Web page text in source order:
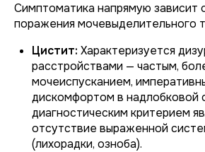
Симптоматика напрямую зависит
поражения мочевыделительного
Цистит: Характеризуется
расстройствами — частым,
мочеиспусканием,
дискомфортом в надлобковой
диагностическим критерием
отсутствие выраженной
(лихорадки, озноба).